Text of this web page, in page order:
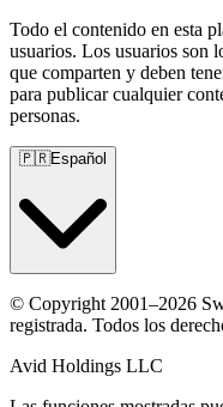
Todo el contenido en esta
usuarios. Los usuarios son
que comparten y deben
para publicar cualquier
personas.
🇵🇷Español
© Copyright 2001–2026
registrada. Todos los
Avid Holdings LLC